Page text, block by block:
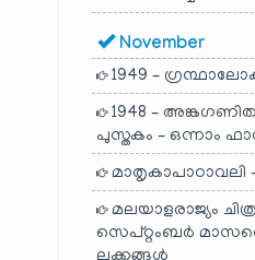
November
1949 –
1948 –
പുസ്തകം – ഒന്നാം
മാതൃകാപാഠാവലി
മലയാളരാജ്യം
സെപ്റ്റംബർ